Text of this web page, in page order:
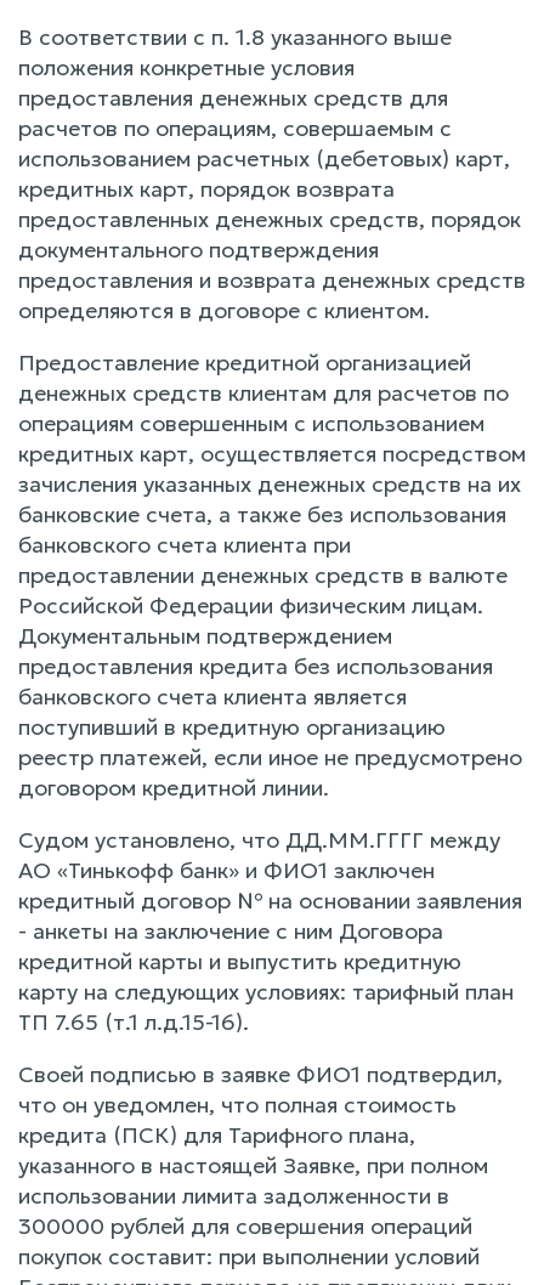
В соответствии с п. 1.8 указанного выше
положения конкретные условия
предоставления денежных средств для
расчетов по операциям, совершаемым с
использованием расчетных (дебетовых) карт,
кредитных карт, порядок возврата
предоставленных денежных средств, порядок
документального подтверждения
предоставления и возврата денежных средств
определяются в договоре с клиентом.
Предоставление кредитной организацией
денежных средств клиентам для расчетов по
операциям совершенным с использованием
кредитных карт, осуществляется посредством
зачисления указанных денежных средств на их
банковские счета, а также без использования
банковского счета клиента при
предоставлении денежных средств в валюте
Российской Федерации физическим лицам.
Документальным подтверждением
предоставления кредита без использования
банковского счета клиента является
поступивший в кредитную организацию
реестр платежей, если иное не предусмотрено
договором кредитной линии.
Судом установлено, что ДД.ММ.ГГГГ между
АО «Тинькофф банк» и ФИО1 заключен
кредитный договор № на основании заявления
- анкеты на заключение с ним Договора
кредитной карты и выпустить кредитную
карту на следующих условиях: тарифный план
ТП 7.65 (т.1 л.д.15-16).
Своей подписью в заявке ФИО1 подтвердил,
что он уведомлен, что полная стоимость
кредита (ПСК) для Тарифного плана,
указанного в настоящей Заявке, при полном
использовании лимита задолженности в
300000 рублей для совершения операций
покупок составит: при выполнении условий